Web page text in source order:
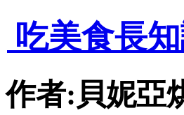
吃美食長
作者:貝妮亞